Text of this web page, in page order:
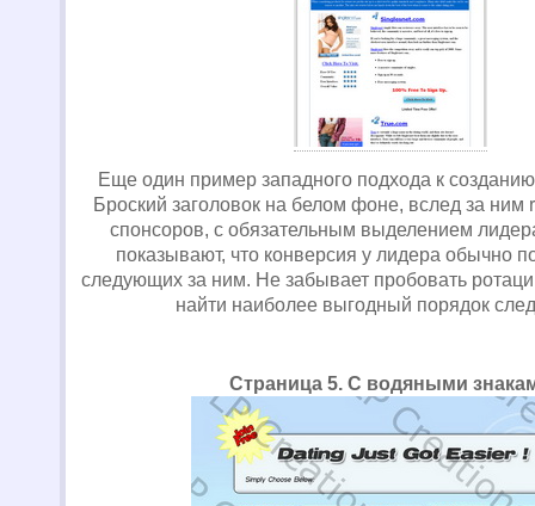
Еще один пример западного подхода к
Броский заголовок на белом фоне, вслед за ним
спонсоров, с обязательным выделением
показывают, что конверсия у лидера обычно
следующих за ним. Не забывает пробовать
найти наиболее выгодный порядок
Страница 5. С водяными